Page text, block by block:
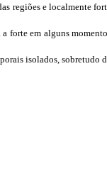
regiões e localmente
forte em alguns
isolados,